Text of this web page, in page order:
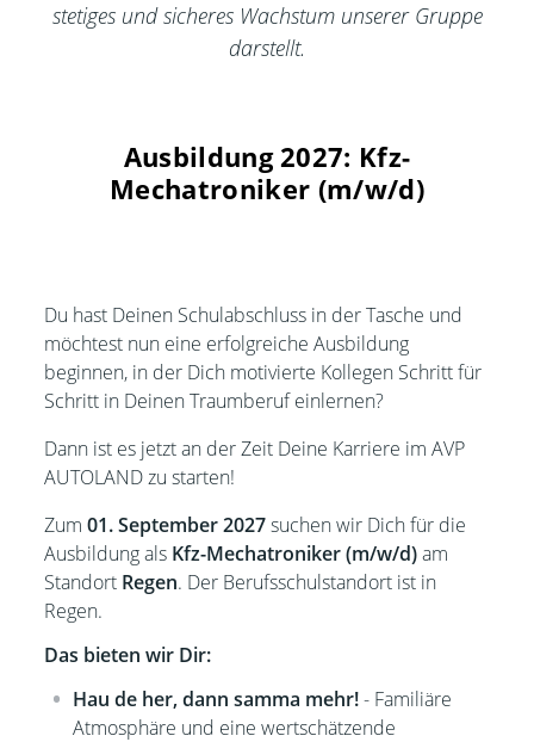
stetiges und sicheres Wachstum unserer Gruppe
darstellt.
Ausbildung 2027: Kfz-
Mechatroniker (m/w/d)
Du hast Deinen Schulabschluss in der Tasche und
möchtest nun eine erfolgreiche Ausbildung
beginnen, in der Dich motivierte Kollegen Schritt für
Schritt in Deinen Traumberuf einlernen?
Dann ist es jetzt an der Zeit Deine Karriere im AVP
AUTOLAND zu starten!
Zum01. September 2027suchen wir Dich für die
Ausbildung als Kfz-Mechatroniker (m/w/d)am
Standort Regen. Der Berufsschulstandort ist in
Regen.
Das bieten wir Dir:
Hau de her, dann samma mehr!- Familiäre
Atmosphäre und eine wertschätzende